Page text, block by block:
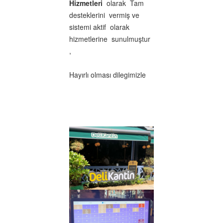
Hizmetleri olarak Tam
desteklerini vermiş ve
sistemi aktif olarak
hizmetlerine sunulmuştur
,
Hayırlı olması dilegimizle